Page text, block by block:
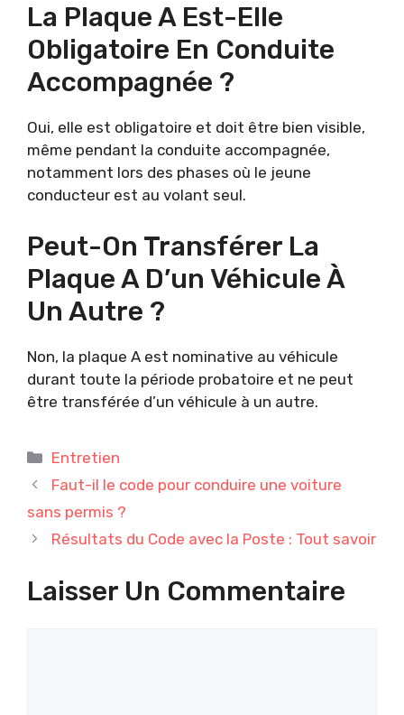
La Plaque A Est-Elle
Obligatoire En Conduite
Accompagnée ?
Oui, elle est obligatoire et doit être bien visible,
même pendant la conduite accompagnée,
notamment lors des phases où le jeune
conducteur est au volant seul.
Peut-On Transférer La
Plaque A D’un Véhicule À
Un Autre ?
Non, la plaque A est nominative au véhicule
durant toute la période probatoire et ne peut
être transférée d’un véhicule à un autre.
Catégories
Entretien
Faut-il le code pour conduire une voiture
sans permis ?
Résultats du Code avec la Poste : Tout savoir
Laisser Un Commentaire